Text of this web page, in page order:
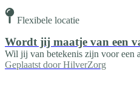
Flexibele locatie
Wordt jij maatje van een
Wil jij van betekenis zijn voor een
Geplaatst door HilverZorg